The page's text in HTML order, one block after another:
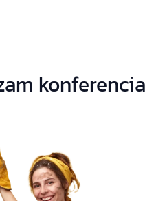
konferencia